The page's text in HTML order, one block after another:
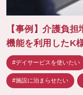
【事例】介護負
機能を利用したK
#デイサービスを使いたい
#施設に泊まらせたい